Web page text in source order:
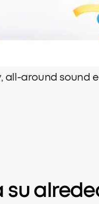
all-around
su